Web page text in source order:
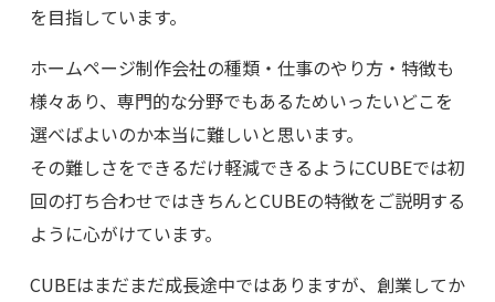
を目指しています。
ホームページ制作会社の種類・仕事のやり方・特徴も
様々あり、専門的な分野でもあるためいったいどこを
選べばよいのか本当に難しいと思います。
その難しさをできるだけ軽減できるようにCUBEでは初
回の打ち合わせではきちんとCUBEの特徴をご説明する
ように心がけています。
CUBEはまだまだ成長途中ではありますが、創業してか